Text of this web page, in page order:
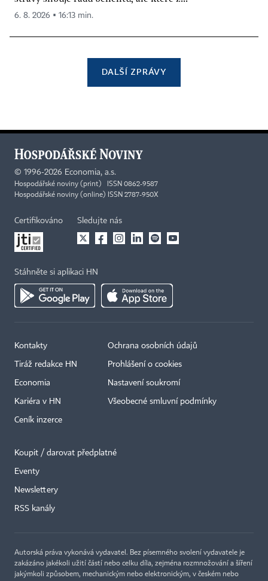
6. 8. 2026 ▪ 16:13 min.
DALŠÍ ZPRÁVY
© 1996-2026 Economia, a.s.
Hospodářské noviny (print) ISSN 0862-9587
Hospodářské noviny (online) ISSN 2787-950X
Certifikováno Sledujte nás
Stáhněte si aplikaci HN
Kontakty
Tiráž redakce HN
Economia
Kariéra v HN
Ceník inzerce
Ochrana osobních údajů
Prohlášení o cookies
Nastavení soukromí
Všeobecné smluvní podmínky
Koupit / darovat předplatné
Eventy
Newslettery
RSS kanály
Autorská práva vykonává vydavatel. Bez písemného svolení vydavatele je
zakázáno jakékoli užití částí nebo celku díla, zejména rozmnožování a šíření
jakýmkoli způsobem, mechanickým nebo elektronickým, v českém nebo